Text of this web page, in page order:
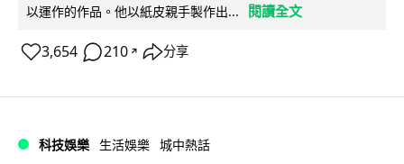
以運作的作品。他以紙皮親手製作出...
閱讀全文
3,654 210 ↗ 分享
科技娛樂 生活娛樂 城中熱話